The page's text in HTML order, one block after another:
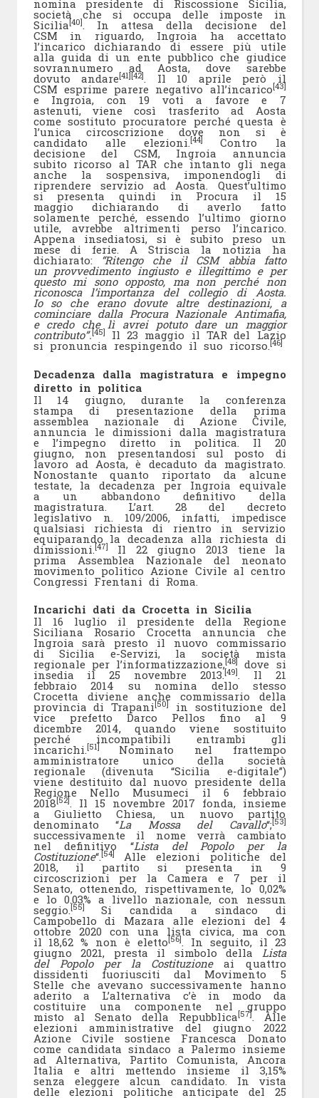
nomina presidente di Riscossione Sicilia,
società che si occupa delle imposte in
Sicilia[40]. In attesa della decisione del
CSM in riguardo, Ingroia ha accettato
l’incarico dichiarando di essere più utile
alla guida di un ente pubblico che giudice
sovrannumero ad Aosta, dove sarebbe
dovuto andare[41][42]. Il 10 aprile però il
CSM esprime parere negativo all’incarico[43]
e Ingroia, con 19 voti a favore e 7
astenuti, viene così trasferito ad Aosta
come sostituto procuratore perché questa è
l’unica circoscrizione dove non si è
candidato alle elezioni.[44]Contro la
decisione del CSM, Ingroia annuncia
subito ricorso al TAR che intanto gli nega
anche la sospensiva, imponendogli di
riprendere servizio ad Aosta. Quest’ultimo
si presenta quindi in Procura il 15
maggio dichiarando di averlo fatto
solamente perché, essendo l’ultimo giorno
utile, avrebbe altrimenti perso l’incarico.
Appena insediatosi, si è subito preso un
mese di ferie. A Striscia la notizia ha
dichiarato: “Ritengo che il CSM abbia fatto
un provvedimento ingiusto e illegittimo e per
questo mi sono opposto, ma non perché non
riconosca l’importanza del collegio di Aosta.
Io so che erano dovute altre destinazioni, a
cominciare dalla Procura Nazionale Antimafia,
e credo che lì avrei potuto dare un maggior
contributo”.[45] Il 23 maggio il TAR del Lazio
si pronuncia respingendo il suo ricorso.[46]
Decadenza dalla magistratura e impegno
diretto in politica
Il 14 giugno, durante la conferenza
stampa di presentazione della prima
assemblea nazionale di Azione Civile,
annuncia le dimissioni dalla magistratura
e l’impegno diretto in politica. Il 20
giugno, non presentandosi sul posto di
lavoro ad Aosta, è decaduto da magistrato.
Nonostante quanto riportato da alcune
testate, la decadenza per Ingroia equivale
a un abbandono definitivo della
magistratura. L’art. 28 del decreto
legislativo n. 109/2006, infatti, impedisce
qualsiasi richiesta di rientro in servizio
equiparando la decadenza alla richiesta di
dimissioni. [47] Il 22 giugno 2013 tiene la
prima Assemblea Nazionale del neonato
movimento politico Azione Civile al centro
Congressi Frentani di Roma.
Incarichi dati da Crocetta in Sicilia
Il 16 luglio il presidente della Regione
Siciliana Rosario Crocetta annuncia che
Ingroia sarà presto il nuovo commissario
di Sicilia e-Servizi, la società mista
regionale per l’informatizzazione,[48] dove si
insedia il 25 novembre 2013.[49]. Il 21
febbraio 2014 su nomina dello stesso
Crocetta diviene anche commissario della
provincia di Trapani[50] in sostituzione del
vice prefetto Darco Pellos fino al 9
dicembre 2014, quando viene sostituito
perché incompatibili entrambi gli
incarichi.[51]Nominato nel frattempo
amministratore unico della società
regionale (divenuta “Sicilia e-digitale”)
viene destituito dal nuovo presidente della
Regione Nello Musumeci il 6 febbraio
2018[52]. Il 15 novembre 2017 fonda, insieme
a Giulietto Chiesa, un nuovo partito
denominato “La Mossa del Cavallo“;[53]
successivamente il nome verrà cambiato
nel definitivo “Lista del Popolo per la
Costituzione“.[54] Alle elezioni politiche del
2018, il partito si presenta in 9
circoscrizioni per la Camera e 7 per il
Senato, ottenendo, rispettivamente, lo 0,02%
e lo 0.03% a livello nazionale, con nessun
seggio.[55]Si candida a sindaco di
Campobello di Mazara alle elezioni del 4
ottobre 2020 con una lista civica, ma con
il 18,62 % non è eletto[56]. In seguito, il 23
giugno 2021, presta il simbolo della Lista
del Popolo per la Costituzioneai quattro
dissidenti fuoriusciti dal Movimento 5
Stelle che avevano successivamente hanno
aderito a L’alternativa c’è in modo da
costituire una componente nel gruppo
misto al Senato della Repubblica[57]. Alle
elezioni amministrative del giugno 2022
Azione Civile sostiene Francesca Donato
come candidata sindaco a Palermo insieme
ad Alternativa, Partito Comunista, Ancora
Italia e altri mettendo insieme il 3,15%
senza eleggere alcun candidato. In vista
delle elezioni politiche anticipate del 25